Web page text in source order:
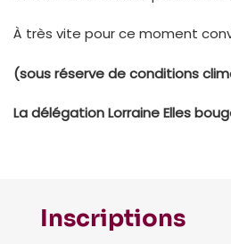
À très vite pour ce moment
(sous réserve de conditions
La délégation Lorraine Elles
Inscriptions